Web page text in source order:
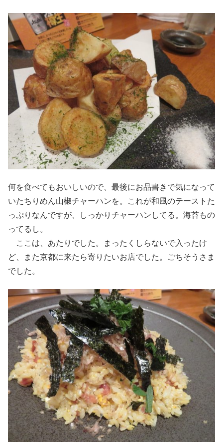
何を食べてもおいしいので、最後にお品書きで気になって
いたちりめん山椒チャーハンを。これが和風のテーストた
っぷりなんですが、しっかりチャーハンしてる。海苔もの
ってるし。
ここは、あたりでした。まったくしらないで入ったけ
ど、また京都に来たら寄りたいお店でした。ごちそうさま
でした。